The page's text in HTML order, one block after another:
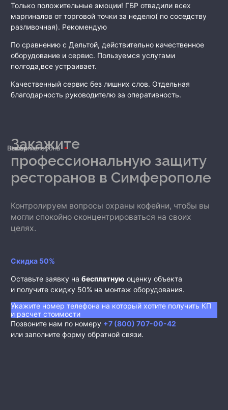
Только положительные эмоции! ГБР отвадили всех
маргиналов от торговой точки за неделю( по соседству
разливочная). Рекомендую
По сравнению с Дельтой, действительно качественное
оборудование и сервис. Пользуемся услугами
полгода,все устраивает.
Качественный сервис без лишних слов. Отдельная
благодарность руководителю за оперативность.
Закажите
профессиональную защиту
ресторанов в Симферополе
Контролируем вопросы охраны кофейни, чтобы вы
могли спокойно сконцентрироваться на своих
целях.
Скидка 50%
Оставьте заявку на бесплатную оценку объекта
и получите скидку 50% на монтаж оборудования.
Укажите номер телефона на который хотите получить КП
и расчет стоимости
Позвоните нам по номеру +7 (800) 707-00-42
или заполните форму обратной связи.
Ваше имя
Номер телефона
E-mail